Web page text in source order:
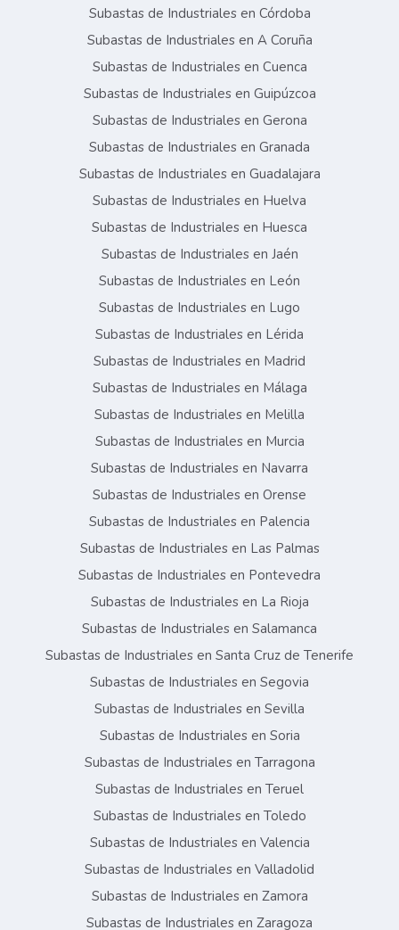
Subastas de Industriales en Córdoba
Subastas de Industriales en A Coruña
Subastas de Industriales en Cuenca
Subastas de Industriales en Guipúzcoa
Subastas de Industriales en Gerona
Subastas de Industriales en Granada
Subastas de Industriales en Guadalajara
Subastas de Industriales en Huelva
Subastas de Industriales en Huesca
Subastas de Industriales en Jaén
Subastas de Industriales en León
Subastas de Industriales en Lugo
Subastas de Industriales en Lérida
Subastas de Industriales en Madrid
Subastas de Industriales en Málaga
Subastas de Industriales en Melilla
Subastas de Industriales en Murcia
Subastas de Industriales en Navarra
Subastas de Industriales en Orense
Subastas de Industriales en Palencia
Subastas de Industriales en Las Palmas
Subastas de Industriales en Pontevedra
Subastas de Industriales en La Rioja
Subastas de Industriales en Salamanca
Subastas de Industriales en Santa Cruz de Tenerife
Subastas de Industriales en Segovia
Subastas de Industriales en Sevilla
Subastas de Industriales en Soria
Subastas de Industriales en Tarragona
Subastas de Industriales en Teruel
Subastas de Industriales en Toledo
Subastas de Industriales en Valencia
Subastas de Industriales en Valladolid
Subastas de Industriales en Zamora
Subastas de Industriales en Zaragoza